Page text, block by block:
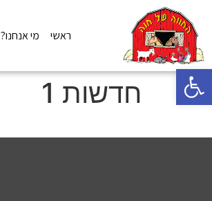
פתח סרגל נגישות
ראשי מי אנחנו?
חדשות 1